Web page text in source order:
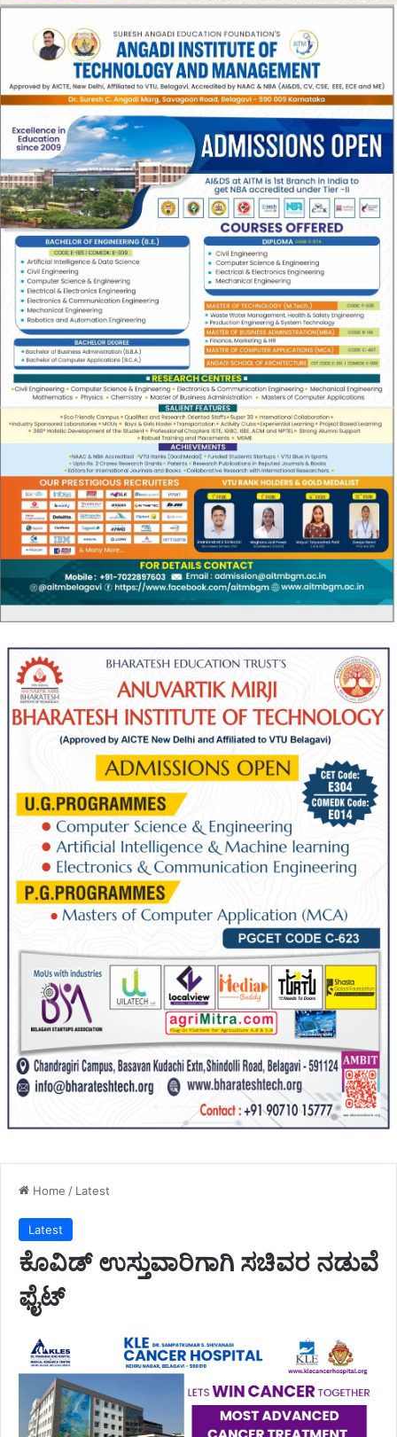
Home / Latest
Latest
ಕೊವಿಡ್ ಉಸ್ತುವಾರಿಗಾಗಿ ಸಚಿವರ ನಡುವೆ
ಫೈಟ್